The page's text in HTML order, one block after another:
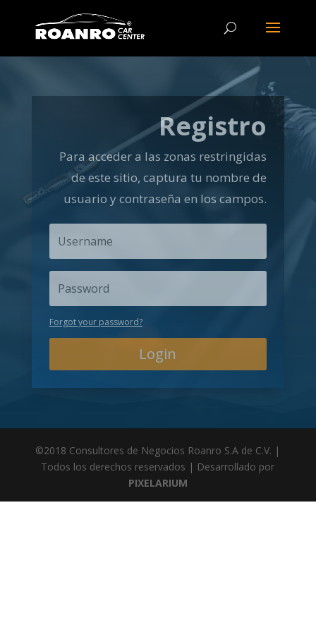
Registro
Para acceder a las zonas restringidas
de este sitio, captura tu nombre de
usuario y contraseña en los campos.
Forgot your password?
Login
©2018 Consultores de Negocios Roanro S.A de C.V. |
Todos los derechos reservados | Desarrollado por
PIXELARIUM